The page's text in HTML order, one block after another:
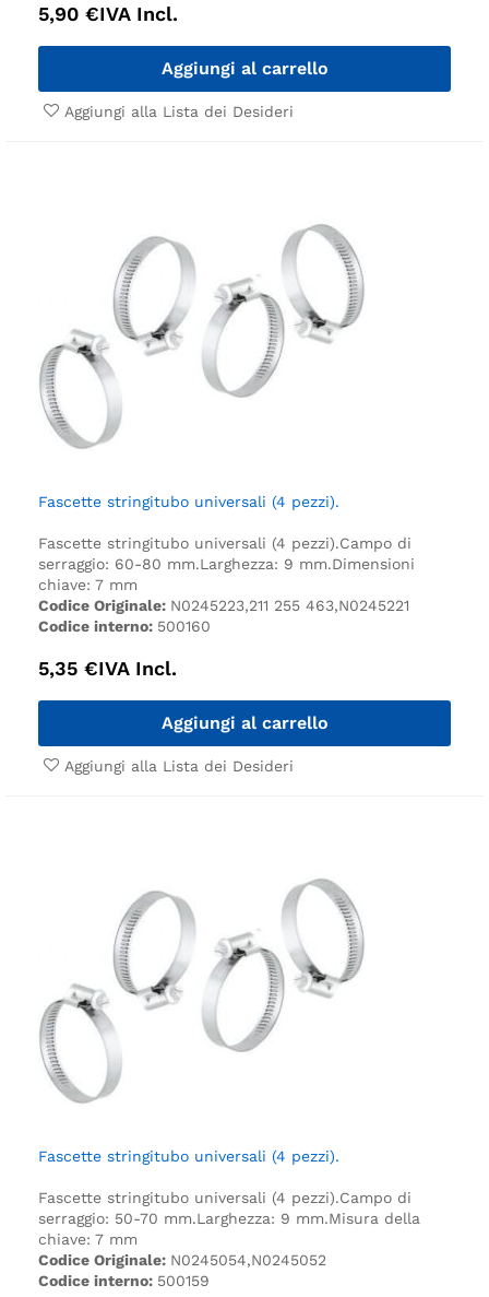
5,90 €IVA Incl.
Aggiungi al carrello
Aggiungi alla Lista dei Desideri
Fascette stringitubo universali (4 pezzi).
Fascette stringitubo universali (4 pezzi).Campo di
serraggio: 60-80 mm.Larghezza: 9 mm.Dimensioni
chiave: 7 mm
Codice Originale: N0245223,211 255 463,N0245221
Codice interno: 500160
5,35 €IVA Incl.
Aggiungi al carrello
Aggiungi alla Lista dei Desideri
Fascette stringitubo universali (4 pezzi).
Fascette stringitubo universali (4 pezzi).Campo di
serraggio: 50-70 mm.Larghezza: 9 mm.Misura della
chiave: 7 mm
Codice Originale: N0245054,N0245052
Codice interno: 500159